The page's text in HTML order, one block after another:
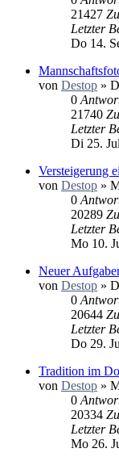
21427
Letzter
Do 14.
von Destop »
0
21740
Letzter
Di 25.
Versteigerung
von Destop »
0
20289
Letzter
Mo 10.
Neuer
von Destop »
0
20644
Letzter
Do 29.
Tradition im
von Destop »
0
20334
Letzter
Mo 26.